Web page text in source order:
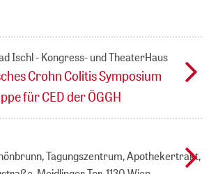
Ischl - Kongress- und TheaterHaus
Crohn Colitis Symposium
für CED der ÖGGH
Tagungszentrum, Apothekertrakt,